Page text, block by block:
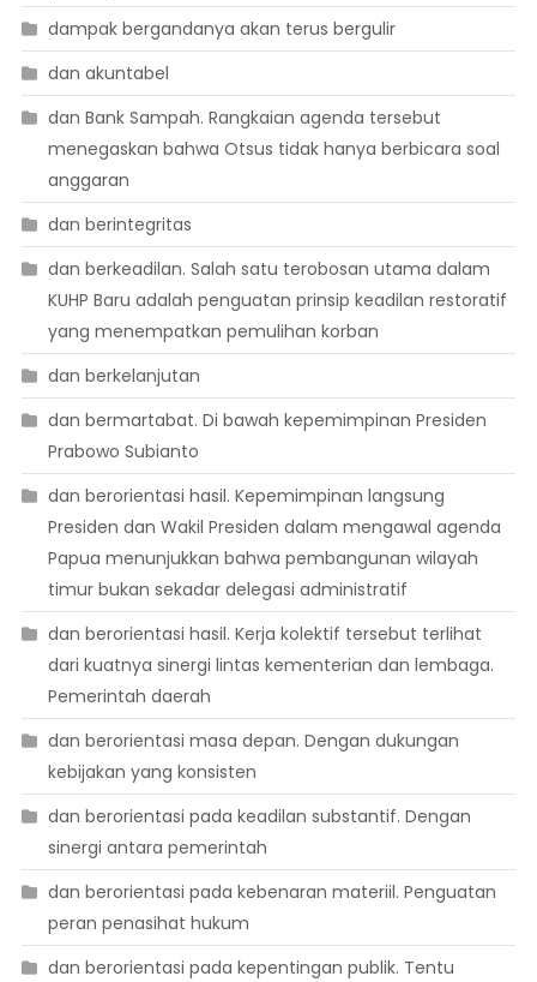
dampak bergandanya akan terus bergulir
dan akuntabel
dan Bank Sampah. Rangkaian agenda tersebut
menegaskan bahwa Otsus tidak hanya berbicara soal
anggaran
dan berintegritas
dan berkeadilan. Salah satu terobosan utama dalam
KUHP Baru adalah penguatan prinsip keadilan restoratif
yang menempatkan pemulihan korban
dan berkelanjutan
dan bermartabat. Di bawah kepemimpinan Presiden
Prabowo Subianto
dan berorientasi hasil. Kepemimpinan langsung
Presiden dan Wakil Presiden dalam mengawal agenda
Papua menunjukkan bahwa pembangunan wilayah
timur bukan sekadar delegasi administratif
dan berorientasi hasil. Kerja kolektif tersebut terlihat
dari kuatnya sinergi lintas kementerian dan lembaga.
Pemerintah daerah
dan berorientasi masa depan. Dengan dukungan
kebijakan yang konsisten
dan berorientasi pada keadilan substantif. Dengan
sinergi antara pemerintah
dan berorientasi pada kebenaran materiil. Penguatan
peran penasihat hukum
dan berorientasi pada kepentingan publik. Tentu